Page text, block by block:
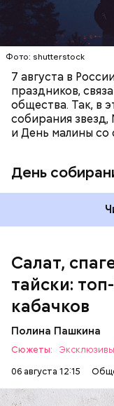
Фото: shutterstock
7 августа в
праздников,
общества. Так, в
собирания
и День малины со
День
Салат,
тайски:
кабачков
Полина Пашкина
Сюжеты:
06 августа 12:15
кабачок;
петрушка;
оливковое